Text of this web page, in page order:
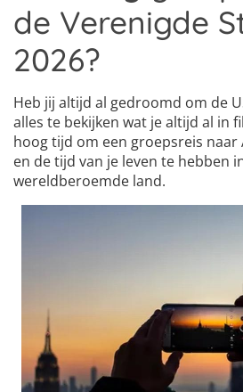
de Verenigde
2026?
Heb jij altijd al gedroomd om de
alles te bekijken wat je altijd al in
hoog tijd om een groepsreis naar
en de tijd van je leven te hebben
wereldberoemde land.